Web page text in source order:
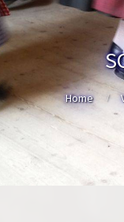
Home